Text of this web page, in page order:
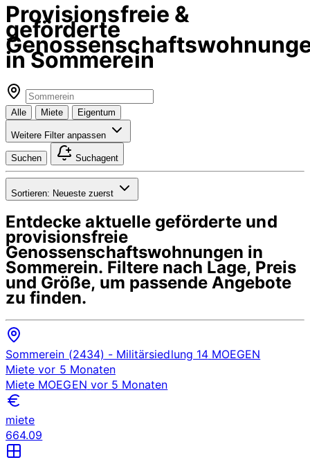
Provisionsfreie &
geförderte
in Sommerein
Alle Miete Eigentum
Weitere Filter anpassen
Suchen Suchagent
Sortieren: Neueste zuerst
Entdecke aktuelle geförderte und
provisionsfreie
Genossenschaftswohnungen in
Sommerein. Filtere nach Lage, Preis
und Größe, um passende Angebote
zu finden.
Sommerein (2434) - Militärsiedlung 14 MOEGEN
Miete vor 5 Monaten
Miete MOEGEN vor 5 Monaten
miete
664.09